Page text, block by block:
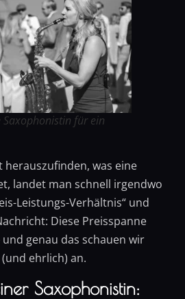
Saxophonistin für ein
herauszufinden, was eine
landet man schnell irgendwo
Leistungs-Verhältnis“ und
Diese Preisspanne
genau das schauen wir
ehrlich) an.
Saxophonistin: